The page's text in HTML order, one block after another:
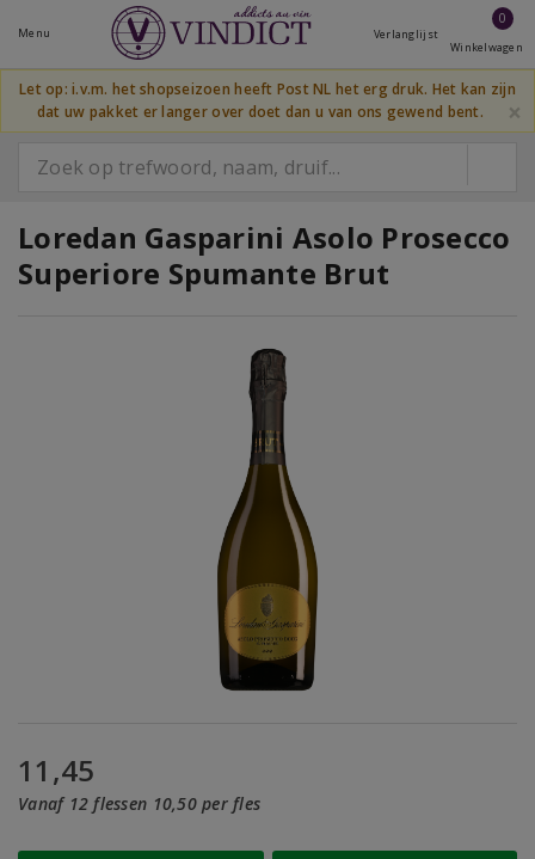
Menu Verlanglijst
0
Winkelwagen
Let op: i.v.m. het shopseizoen heeft Post NL het erg druk. Het kan zijn
dat uw pakket er langer over doet dan u van ons gewend bent.
×
Loredan Gasparini Asolo Prosecco
Superiore Spumante Brut
11,45
Vanaf 12 flessen 10,50 per fles